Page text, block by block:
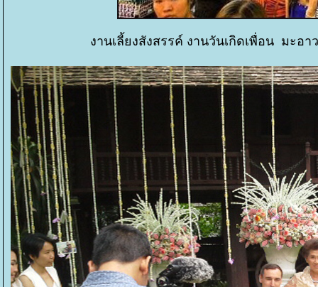
งานเลี้ยงสังสรรค์ งานวันเกิดเพื่อน มะอา